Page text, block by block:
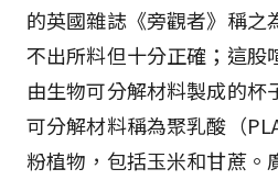
的英國雜誌《旁觀者》稱之
不出所料但十分正確；這股
由生物可分解材料製成的杯
可分解材料稱為聚乳酸（
粉植物，包括玉米和甘蔗。